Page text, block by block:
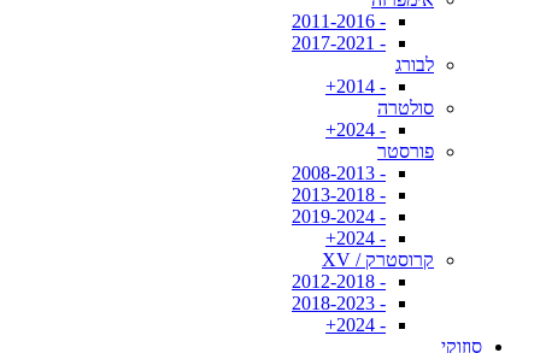
- 2011-2016
- 2017-2021
לבורג
- 2014+
סולטרה
- 2024+
פורסטר
- 2008-2013
- 2013-2018
- 2019-2024
- 2024+
קרוסטרק / XV
- 2012-2018
- 2018-2023
- 2024+
סוזוקי